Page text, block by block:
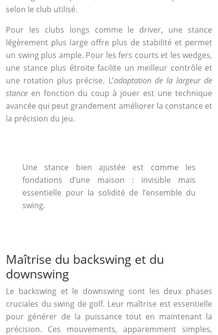
selon le club utilisé.
Pour les clubs longs comme le driver, une stance
légèrement plus large offre plus de stabilité et permet
un swing plus ample. Pour les fers courts et les wedges,
une stance plus étroite facilite un meilleur contrôle et
une rotation plus précise. L’adaptation de la largeur de
stance en fonction du coup à jouer est une technique
avancée qui peut grandement améliorer la constance et
la précision du jeu.
Une stance bien ajustée est comme les
fondations d’une maison : invisible mais
essentielle pour la solidité de l’ensemble du
swing.
Maîtrise du backswing et du
downswing
Le backswing et le downswing sont les deux phases
cruciales du swing de golf. Leur maîtrise est essentielle
pour générer de la puissance tout en maintenant la
précision. Ces mouvements, apparemment simples,